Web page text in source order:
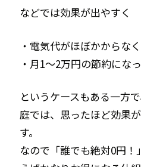
などでは効果が出やすく
・電気代がほぼかからな
・月1〜2万円の節約にな
というケースもある一方
庭では、思ったほど効果
す。
なので「誰でも絶対0円